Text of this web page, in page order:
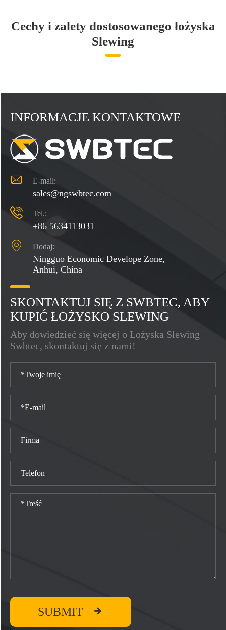
Cechy i zalety dostosowanego łożyska
Slewing
INFORMACJE KONTAKTOWE
 E-mail:
sales@ngswbtec.com
 Tel.:
+86 5634113031
 Dodaj:
Ningguo Economic Develope Zone,
Anhui, China
SKONTAKTUJ SIĘ Z SWBTEC, ABY
KUPIĆ ŁOŻYSKO SLEWING
Aby dowiedzieć się więcej o Łożyska Slewing
Swbtec, skontaktuj się z nami!
SUBMIT 